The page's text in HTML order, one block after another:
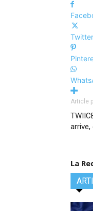
Twitter
Article
La